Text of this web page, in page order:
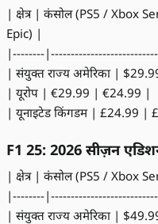
| क्षेत्र | कंसोल (PS5 / Xbox
Epic) |
|--------
| संयुक्त राज्य अमेरिका |
| यूरोप | €29.99 | €24.99 |
| यूनाइटेड किंगडम | £24.99 |
F1 25: 2026 सीज़न
| क्षेत्र | कंसोल (PS5 / Xbox
|--------
| संयुक्त राज्य अमेरिका |